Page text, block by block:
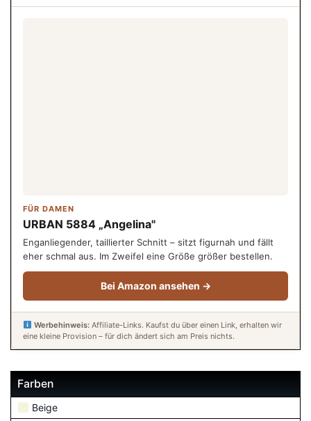
FÜR DAMEN
URBAN 5884 „Angelina"
Enganliegender, taillierter Schnitt – sitzt figurnah und fällt
eher schmal aus. Im Zweifel eine Größe größer bestellen.
Bei Amazon ansehen →
Werbehinweis:Affiliate-Links. Kaufst du über einen Link, erhalten wir
eine kleine Provision – für dich ändert sich am Preis nichts.
Farben
Beige